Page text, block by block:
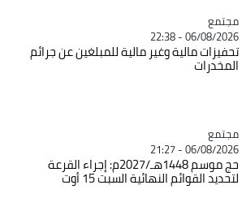
Catégorie
مجتمع
06/08/2026 - 22:38
تحفيزات مالية وغير مالية للمبلغين عن جرائم
المخدرات
Catégorie
مجتمع
06/08/2026 - 21:27
حج موسم 1448هـ/2027م: إجراء القرعة
لتحديد القوائم النهائية السبت 15 أوت